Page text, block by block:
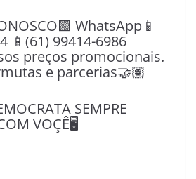
WhatsApp📱
📱(61) 99414-6986
preços promocionais.
e parcerias🤝🏽
SEMPRE
VOÇÊ🖥️